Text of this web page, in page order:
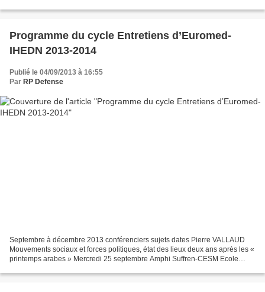
Programme du cycle Entretiens d’Euromed-
IHEDN 2013-2014
Publié le 04/09/2013 à 16:55
Par RP Defense
Septembre à décembre 2013 conférenciers sujets dates Pierre VALLAUD
Mouvements sociaux et forces politiques, état des lieux deux ans après les «
printemps arabes » Mercredi 25 septembre Amphi Suffren-CESM Ecole